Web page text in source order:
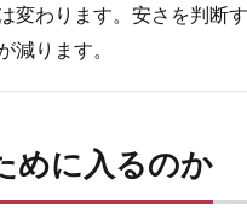
変わります。安さを判断
減ります。
めに入るのか